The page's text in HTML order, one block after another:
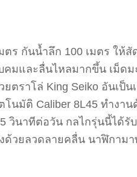
ตร กันน้ำลึก 100 เมตร ใ
มและลื่นไหลมากขึ้น เม็ด
ตราโล่ King Seiko อันเ
นมัติ Caliber 8L45 ทำงา
วินาทีต่อวัน กลไกรุ่นนี้ได้
วยลวดลายคลื่น นาฬิกาม